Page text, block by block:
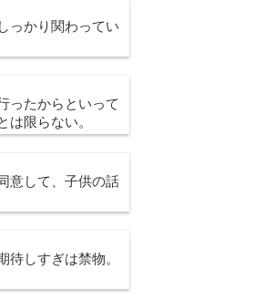
っかり関わってい
ったからといって
は限らない。
意して、子供の話
待しすぎは禁物。